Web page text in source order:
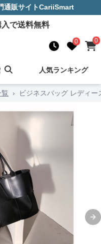
通販サイトCariiSmart
で送料無料
0 0
人気ランキング
覧 › ビジネスバッグ レディ